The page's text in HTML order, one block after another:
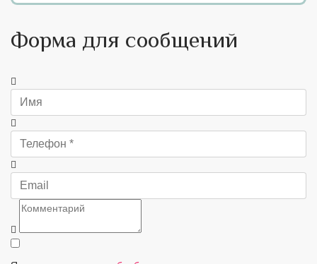
Форма для сообщений